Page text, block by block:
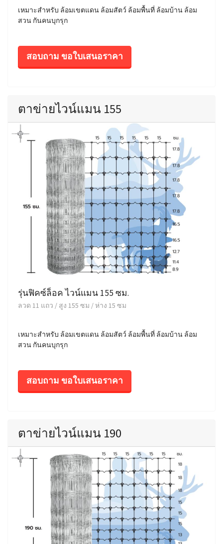
เหมาะสำหรับ ล้อมเขตแดน ล้อมสัตว์ ล้อมพื้นที่ ล้อมบ้าน ล้อม
สวน กันคนบุกรุก
สอบถาม ขอใบเสนอราคา
ตาข่ายไวน์แมน 155
รุ่นฟิคซ์ล็อค ไวน์แมน 155 ซม.
ลวด 11 แถว / สูง 155 ซม / ห่าง 15 ซม
เหมาะสำหรับ ล้อมเขตแดน ล้อมสัตว์ ล้อมพื้นที่ ล้อมบ้าน ล้อม
สวน กันคนบุกรุก
สอบถาม ขอใบเสนอราคา
ตาข่ายไวน์แมน 190